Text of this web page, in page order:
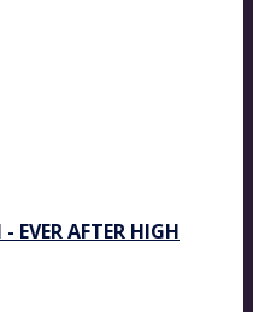
AFTER HIGH